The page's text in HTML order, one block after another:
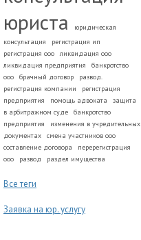
юриста
юридическая
консультация
регистрация ип
регистрация ооо
ликвидация ооо
ликвидация предприятия
банкротство
ооо
брачный договор
развод.
регистрация компании
регистрация
предприятия
помощь адвоката
защита
в арбитражном суде
банкротство
предприятия
изменения в учредительных
документах
смена участников ооо
составление договора
перерегистрация
ооо
развод раздел имущества
Все теги
Заявка на юр. услугу